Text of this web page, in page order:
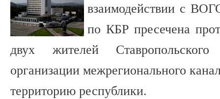
взаимодействии с
по КБР пресечена
двух жителей
организации межрегионального
территорию республики.